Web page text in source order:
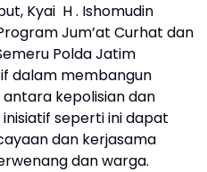
Kyai H . Ishomudin
Jum’at Curhat dan
Polda Jatim
dalam membangun
kepolisian dan
seperti ini dapat
dan kerjasama
dan warga.